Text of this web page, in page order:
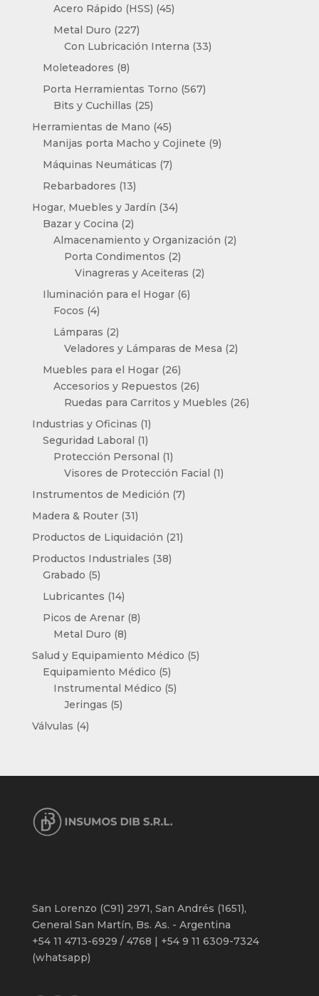
productos
Acero Rápido (HSS) 4545
Metal Duro 227227
productos
Con Lubricación Interna 3333
Moleteadores 88
productos
Porta Herramientas Torno 567567
Bits y Cuchillas 2525
productos
Herramientas de Mano 4545
productos
Manijas porta Macho y Cojinete 99
Máquinas Neumáticas 77
Rebarbadores 1313
productos
Hogar, Muebles y Jardín 3434
Bazar y Cocina 22
productos
Almacenamiento y Organización 22
Porta Condimentos 22
productos
Vinagreras y Aceiteras 22
Iluminación para el Hogar 66
Focos 44
productos
Lámparas 22
productos
Veladores y Lámparas de Mesa 22
Muebles para el Hogar 2626
productos
Accesorios y Repuestos 2626
productos
Ruedas para Carritos y Muebles 2626
Industrias y Oficinas 11
producto
Seguridad Laboral 11
producto
Protección Personal 11
producto
Visores de Protección Facial 11
Instrumentos de Medición 77
Madera & Router 3131
productos
Productos de Liquidación 2121
Productos Industriales 3838
Grabado 55
productos
Lubricantes 1414
productos
Picos de Arenar 88
Metal Duro 88
productos
Salud y Equipamiento Médico 55
Equipamiento Médico 55
productos
Instrumental Médico 55
Jeringas 55
Válvulas 44
San Lorenzo (C91) 2971, San Andrés (1651),
General San Martín, Bs. As. - Argentina
+54 11 4713-6929 / 4768 | +54 9 11 6309-7324
(whatsapp)